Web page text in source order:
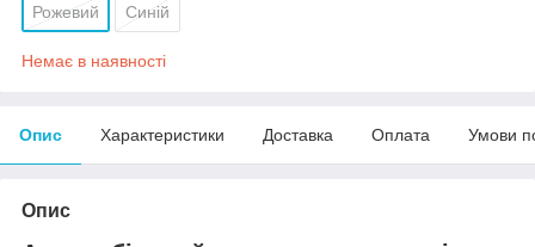
Рожевий Синій
Немає в наявності
Опис Характеристики Доставка Оплата Умови
Опис